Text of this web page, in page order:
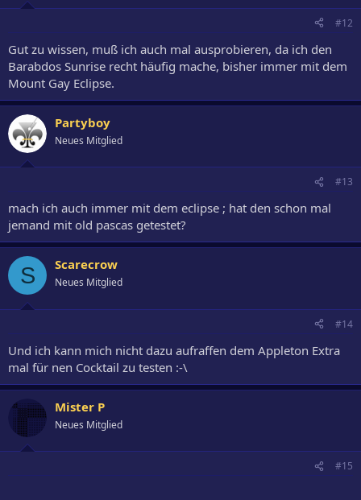
#12
Gut zu wissen, muß ich auch mal ausprobieren, da ich den
Barabdos Sunrise recht häufig mache, bisher immer mit dem
Mount Gay Eclipse.
Partyboy
Neues Mitglied
#13
mach ich auch immer mit dem eclipse ; hat den schon mal
jemand mit old pascas getestet?
S Scarecrow
Neues Mitglied
#14
Und ich kann mich nicht dazu aufraffen dem Appleton Extra
mal für nen Cocktail zu testen :-\
Mister P
Neues Mitglied
#15